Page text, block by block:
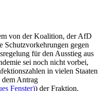
von der Koalition, der AfD
Schutzvorkehrungen gegen
für den Ausstieg aus
sei noch nicht vorbei,
in vielen Staaten
dem Antrag
Fenster)) der Fraktion.